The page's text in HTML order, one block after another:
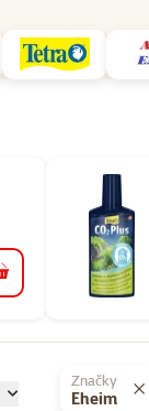
košíku
Vybrané filtry
Značky
Eheim